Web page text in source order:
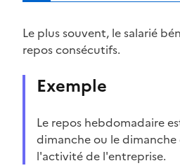
Le plus souvent, le salarié
repos consécutifs.
Exemple
Le repos hebdomadaire
dimanche ou le dimanche
l'activité de l'entreprise.